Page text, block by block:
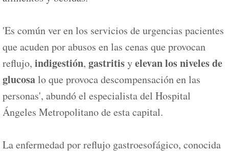
'Es común ver en los servicios de urgencias pacientes
que acuden por abusos en las cenas que provocan
reflujo, indigestión, gastritisyelevan los niveles de
glucosalo que provoca descompensación en las
personas', abundó el especialista del Hospital
Ángeles Metropolitano de esta capital.
La enfermedad por reflujo gastroesofágico, conocida